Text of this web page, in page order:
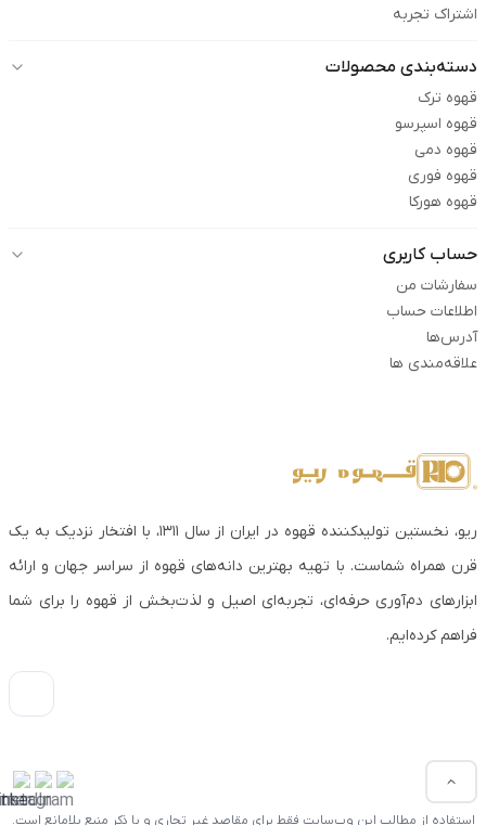
اشتراک تجربه
دسته‌بندی محصولات
قهوه ترک
قهوه اسپرسو
قهوه دمی
قهوه فوری
قهوه هورکا
حساب کاربری
سفارشات من
اطلاعات حساب
آدرس‌ها
علاقه‌مندی ها
ریو، نخستین تولیدکننده قهوه در ایران از سال ۱۳۱۱، با افتخار نزدیک به یک
قرن همراه شماست. با تهیه بهترین دانه‌های قهوه از سراسر جهان و ارائه
ابزارهای دم‌آوری حرفه‌ای، تجربه‌ای اصیل و لذت‌بخش از قهوه را برای شما
فراهم کرده‌ایم.
استفاده از مطالب این وب‌سایت فقط برای مقاصد غیر تجاری و با ذکر منبع بلامانع است.